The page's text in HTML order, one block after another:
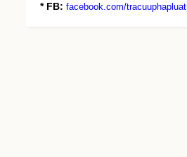
* FB: facebook.com/tracuuphapluat